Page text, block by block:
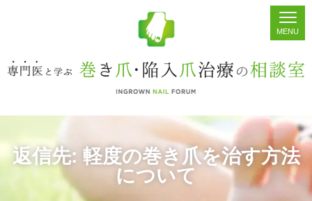
ホーム シェア 掲示板 検索
返信先: 軽度の巻き爪を治す方法
について